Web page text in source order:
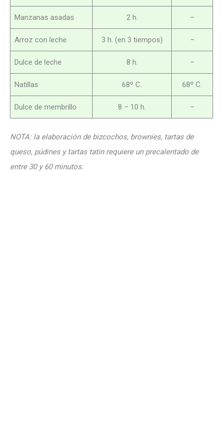
Manzanas asadas 2 h. –
Arroz con leche 3 h. (en 3 tiempos) –
Dulce de leche 8 h. –
Natillas 68º C. 68º C.
Dulce de membrillo 8 – 10 h. –
NOTA: la elaboración de bizcochos, brownies, tartas de
queso, púdines y tartas tatin requiere un precalentado de
entre 30 y 60 minutos.